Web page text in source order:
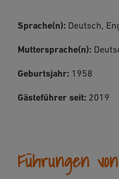
Sprache(n): Deutsch,
Muttersprache(n):
Geburtsjahr: 1958
Gästeführer seit: 2019
Führungen